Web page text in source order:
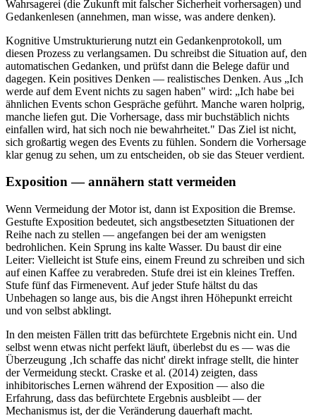
Wahrsagerei (die Zukunft mit falscher Sicherheit vorhersagen) und
Gedankenlesen (annehmen, man wisse, was andere denken).
Kognitive Umstrukturierung nutzt ein Gedankenprotokoll, um
diesen Prozess zu verlangsamen. Du schreibst die Situation auf, den
automatischen Gedanken, und prüfst dann die Belege dafür und
dagegen. Kein positives Denken — realistisches Denken. Aus „Ich
werde auf dem Event nichts zu sagen haben" wird: „Ich habe bei
ähnlichen Events schon Gespräche geführt. Manche waren holprig,
manche liefen gut. Die Vorhersage, dass mir buchstäblich nichts
einfallen wird, hat sich noch nie bewahrheitet." Das Ziel ist nicht,
sich großartig wegen des Events zu fühlen. Sondern die Vorhersage
klar genug zu sehen, um zu entscheiden, ob sie das Steuer verdient.
Exposition — annähern statt vermeiden
Wenn Vermeidung der Motor ist, dann ist Exposition die Bremse.
Gestufte Exposition bedeutet, sich angstbesetzten Situationen der
Reihe nach zu stellen — angefangen bei der am wenigsten
bedrohlichen. Kein Sprung ins kalte Wasser. Du baust dir eine
Leiter: Vielleicht ist Stufe eins, einem Freund zu schreiben und sich
auf einen Kaffee zu verabreden. Stufe drei ist ein kleines Treffen.
Stufe fünf das Firmenevent. Auf jeder Stufe hältst du das
Unbehagen so lange aus, bis die Angst ihren Höhepunkt erreicht
und von selbst abklingt.
In den meisten Fällen tritt das befürchtete Ergebnis nicht ein. Und
selbst wenn etwas nicht perfekt läuft, überlebst du es — was die
Überzeugung ‚Ich schaffe das nicht' direkt infrage stellt, die hinter
der Vermeidung steckt. Craske et al. (2014) zeigten, dass
inhibitorisches Lernen während der Exposition — also die
Erfahrung, dass das befürchtete Ergebnis ausbleibt — der
Mechanismus ist, der die Veränderung dauerhaft macht.